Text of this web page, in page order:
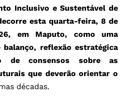
Inclusivo e Sustentável de
esta quarta-feira, 8 de
em Maputo, como uma
balanço, reflexão estratégica
de consensos sobre as
que deverão orientar o
décadas.